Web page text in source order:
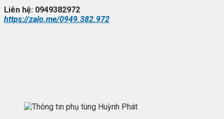
Liên hệ: 0949382972
https://zalo.me/0949.382.972